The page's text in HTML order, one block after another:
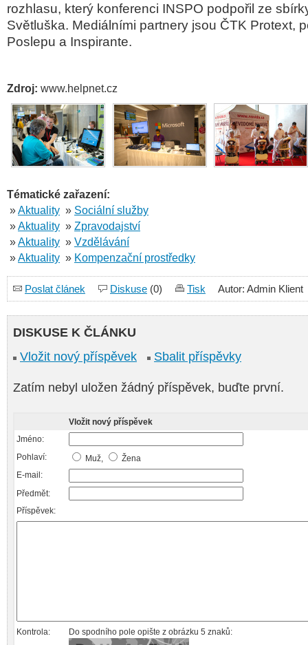
rozhlasu, který konferenci INSPO podpořil ze
Světluška. Mediálními partnery jsou ČTK Protext,
Poslepu a Inspirante.
Zdroj: www.helpnet.cz
Tématické zařazení:
»Aktuality » Sociální služby
»Aktuality » Zpravodajství
»Aktuality » Vzdělávání
»Aktuality » Kompenzační prostředky
Poslat článek Diskuse (0) Tisk Autor: Admin Klient
DISKUSE K ČLÁNKU
Vložit nový příspěvek
Sbalit příspěvky
Zatím nebyl uložen žádný příspěvek, buďte první.
Vložit nový příspěvek
Jméno:
Pohlaví:
Muž,
Žena
E-mail:
Předmět:
Příspěvek:
Kontrola: Do spodního pole opište z obrázku 5 znaků: